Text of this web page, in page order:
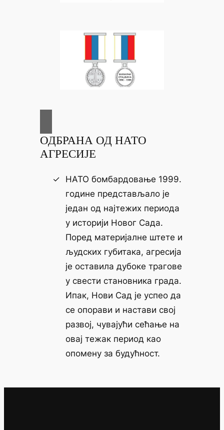
ОДБРАНА ОД НАТО
АГРЕСИЈЕ
НАТО бомбардовање 1999.
године представљало је
један од најтежих периода
у историји Новог Сада.
Поред материјалне штете и
људских губитака, агресија
је оставила дубоке трагове
у свести становника града.
Ипак, Нови Сад је успео да
се опорави и настави свој
развој, чувајући сећање на
овај тежак период као
опомену за будућност.